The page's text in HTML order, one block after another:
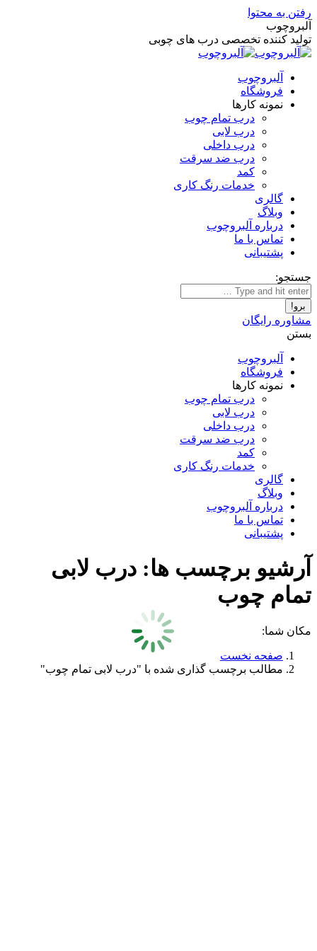
رفتن به محتوا
آلبروچوب
تولید کننده تخصصی درب های چوبی
آلبروچوب
فروشگاه
نمونه کارها
درب تمام چوب
درب لابی
درب داخلی
درب ضد سرقت
کمد
خدمات رنگ کاری
گالری
وبلاگ
درباره آلبروچوب
تماس با ما
پشتیبانی
جستجو:
مشاوره رایگان
بستن
آلبروچوب
فروشگاه
نمونه کارها
درب تمام چوب
درب لابی
درب داخلی
درب ضد سرقت
کمد
خدمات رنگ کاری
گالری
وبلاگ
درباره آلبروچوب
تماس با ما
پشتیبانی
آرشیو برچسب ها: درب لابی
تمام چوب
مکان شما:
صفحه نخست
مطالب برچسب گذاری شده با "درب لابی تمام چوب"